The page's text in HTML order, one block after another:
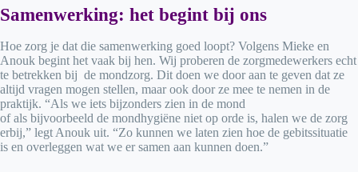
Samenwerking: het begint bij ons
Hoe zorg je dat die samenwerking goed loopt? Volgens Mieke en
Anouk begint het vaak bij hen. Wij proberen de zorgmedewerkers echt
te betrekken bij de mondzorg. Dit doen we door aan te geven dat ze
altijd vragen mogen stellen, maar ook door ze mee te nemen in de
praktijk. “Als we iets bijzonders zien in de mond
of als bijvoorbeeld de mondhygiëne niet op orde is, halen we de zorg
erbij,” legt Anouk uit. “Zo kunnen we laten zien hoe de gebitssituatie
is en overleggen wat we er samen aan kunnen doen.”